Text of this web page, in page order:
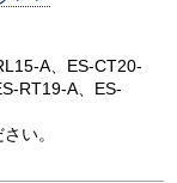
A、ES-CT20-
RT19-A、ES-
い。